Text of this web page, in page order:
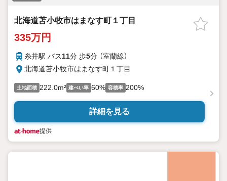
北海道苫小牧市はまなす町１丁目
335万円
糸井駅 バス11分 歩5分 （室蘭線）
北海道苫小牧市はまなす町１丁目
土地面積 222.0m² 建ぺい率 60% 容積率 200%
詳細を見る
提供